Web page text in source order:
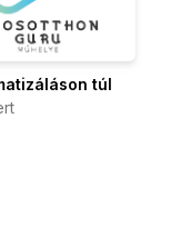
túl